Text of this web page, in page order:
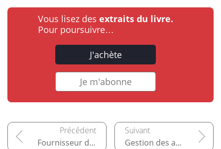
Vous lisez des extraits du livre.
Pour poursuivre…
J'achète
Je m'abonne
Fournisseur d’identité Azure Active Directory Gestion des appareils